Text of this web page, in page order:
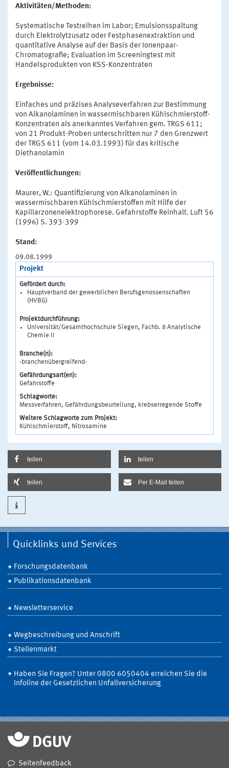
Aktivitäten/Methoden:
Systematische Testreihen im Labor; Emulsionsspaltung
durch Elektrolytzusatz oder Festphasenextraktion und
quantitative Analyse auf der Basis der Ionenpaar-
Chromatografie; Evaluation im Screeningtest mit
Handelsprodukten von KSS-Konzentraten
Ergebnisse:
Einfaches und präzises Analyseverfahren zur Bestimmung
von Alkanolaminen in wassermischbaren Kühlschmierstoff-
Konzentraten als anerkanntes Verfahren gem. TRGS 611;
von 21 Produkt-Proben unterschritten nur 7 den Grenzwert
der TRGS 611 (vom 14.03.1993) für das kritische
Diethanolamin
Veröffentlichungen:
Maurer, W.: Quantifizierung von Alkanolaminen in
wassermischbaren Kühlschmierstoffen mit Hilfe der
Kapillarzonenelektrophorese. Gefahrstoffe Reinhalt. Luft 56
(1996) S. 393-399
Stand:
09.08.1999
Projekt
Gefördert durch:
Hauptverband der gewerblichen Berufsgenossenschaften
(HVBG)
Projektdurchführung:
Universität/Gesamthochschule Siegen, Fachb. 8 Analytische
Chemie II
Branche(n):
-branchenübergreifend-
Gefährdungsart(en):
Gefahrstoffe
Schlagworte:
Messverfahren, Gefährdungsbeurteilung, krebserregende Stoffe
Weitere Schlagworte zum Projekt:
Kühlschmierstoff, Nitrosamine
teilen teilen
teilen Per E-Mail teilen
Quicklinks und Services
Forschungsdatenbank
Publikationsdatenbank
Newsletterservice
Wegbeschreibung und Anschrift
Stellenmarkt
Haben Sie Fragen? Unter 0800 6050404 erreichen Sie die
Infoline der Gesetzlichen Unfallversicherung
Seitenfeedback